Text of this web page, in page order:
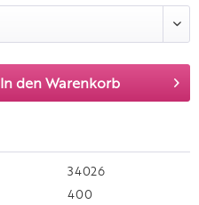
In den Warenkorb
34026
400